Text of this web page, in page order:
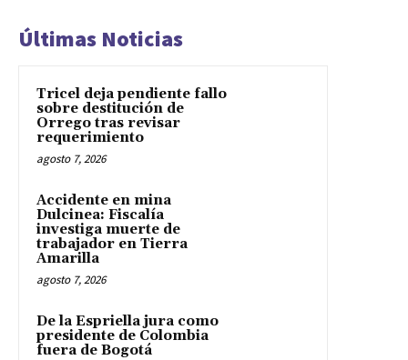
Últimas Noticias
Tricel deja pendiente fallo
sobre destitución de
Orrego tras revisar
requerimiento
agosto 7, 2026
Accidente en mina
Dulcinea: Fiscalía
investiga muerte de
trabajador en Tierra
Amarilla
agosto 7, 2026
De la Espriella jura como
presidente de Colombia
fuera de Bogotá